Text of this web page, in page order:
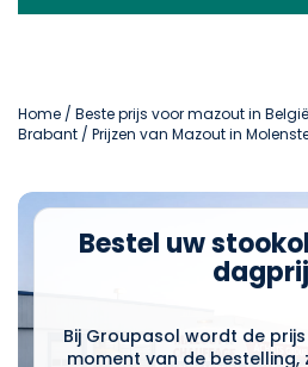
Home / Beste prijs voor mazout in België
Brabant / Prijzen van Mazout in
Bestel uw
Bij Groupasol wordt de
moment van de bestelling,